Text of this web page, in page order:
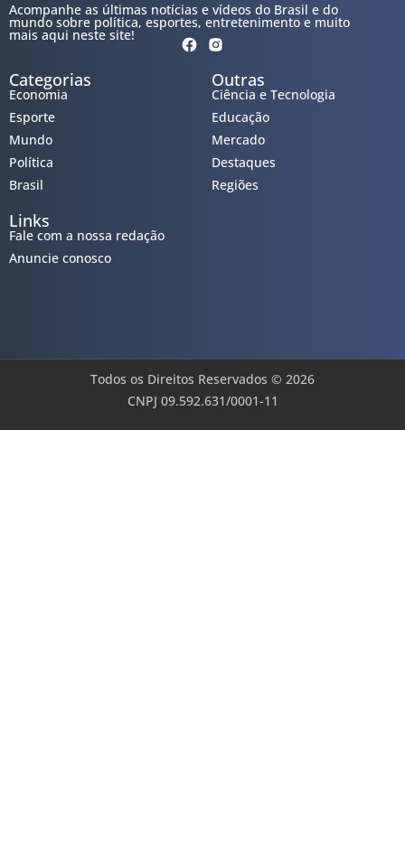
Acompanhe as últimas notícias e vídeos do Brasil e do
mundo sobre política, esportes, entretenimento e muito
mais aqui neste site!
Categorias
Economia
Esporte
Mundo
Política
Brasil
Outras
Ciência e Tecnologia
Educação
Mercado
Destaques
Regiões
Links
Fale com a nossa redação
Anuncie conosco
Todos os Direitos Reservados © 2026
CNPJ 09.592.631/0001-11